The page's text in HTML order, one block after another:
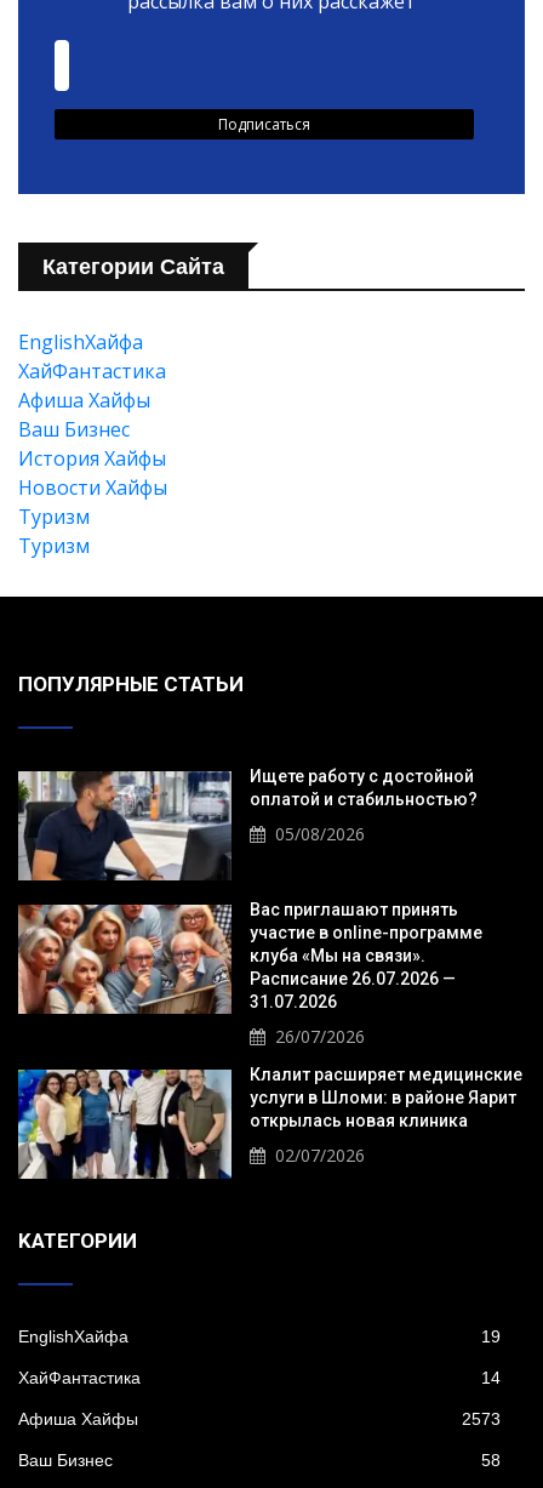
Категории Сайта
EnglishХайфа
XайФантастика
Афиша Хайфы
Ваш Бизнес
История Хайфы
Новости Хайфы
Туризм
Туризм
ПОПУЛЯРНЫЕ СТАТЬИ
Ищете работу с достойной
оплатой и стабильностью?
05/08/2026
Вас приглашают принять
участие в online-программе
клуба «Мы на связи».
Расписание 26.07.2026 —
31.07.2026
26/07/2026
Клалит расширяет медицинские
услуги в Шломи: в районе Яарит
открылась новая клиника
02/07/2026
KАТЕГОРИИ
EnglishХайфа 19
XайФантастика 14
Афиша Хайфы 2573
Ваш Бизнес 58